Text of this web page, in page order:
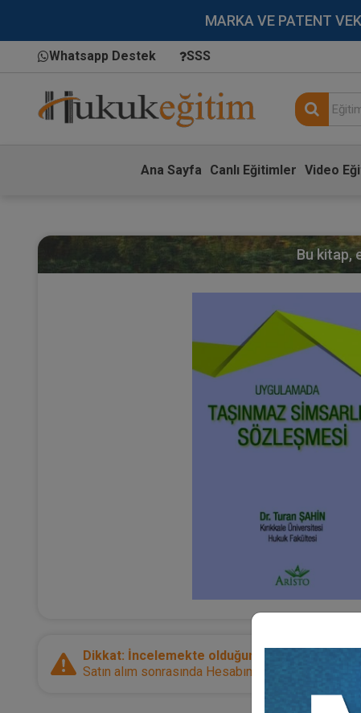
MARKA VE PATENT
Whatsapp Destek SSS
Ana Sayfa Canlı Eğitimler Video
Bu kitap,
Dikkat: İncelemekte olduğunuz ürün bir e-
Satın alım sonrasında Hesabım sayfanız